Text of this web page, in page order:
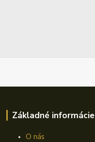
Základné informácie
O nás